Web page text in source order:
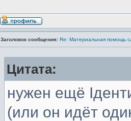
Заголовок сообщения: Re: Материальная помощь
Цитата:
нужен ещё
(или он идёт